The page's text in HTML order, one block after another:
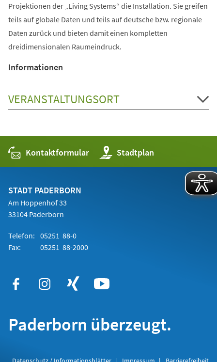
Projektionen der „Living Systems“ die Installation. Sie greifen
teils auf globale Daten und teils auf deutsche bzw. regionale
Daten zurück und bieten damit einen kompletten
dreidimensionalen Raumeindruck.
Informationen
VERANSTALTUNGSORT
Kontaktformular Stadtplan
(Öffnet
in
einem
STADT PADERBORN
Am Hoppenhof 33
33104 Paderborn
Telefon: 05251 88-0
Fax:
05251 88-2000
Paderborn überzeugt.